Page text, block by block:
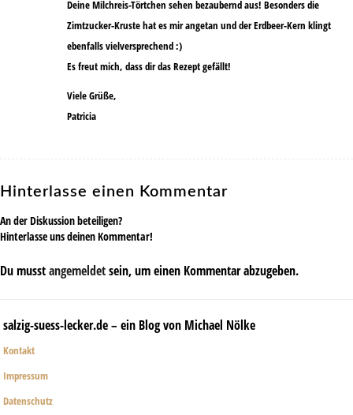
Deine Milchreis-Törtchen sehen bezaubernd aus! Besonders die
Zimtzucker-Kruste hat es mir angetan und der Erdbeer-Kern klingt
ebenfalls vielversprechend :)
Es freut mich, dass dir das Rezept gefällt!
Viele Grüße,
Patricia
Hinterlasse einen Kommentar
An der Diskussion beteiligen?
Hinterlasse uns deinen Kommentar!
Du musstangemeldetsein, um einen Kommentar abzugeben.
salzig-suess-lecker.de – ein Blog von Michael Nölke
Kontakt
Impressum
Datenschutz